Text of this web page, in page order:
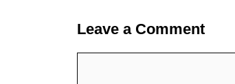
Leave a Comment